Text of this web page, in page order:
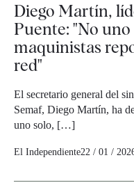
Diego Martín,
Puente: "No
maquinistas
red"
El secretario general del
Semaf, Diego Martín, ha
uno solo, […]
El Independiente22 / 01 /